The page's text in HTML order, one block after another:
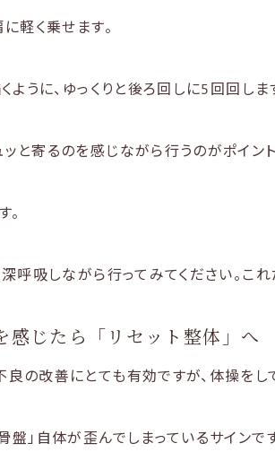
軽く乗せます。
ように、ゆっくりと後ろ回しに5回回しま
寄るのを感じながら行うのがポイント
。
呼吸しながら行ってみてください。こ
感じたら「リセット整体」へ
の改善にとても有効ですが、体操をし
」自体が歪んでしまっているサインです